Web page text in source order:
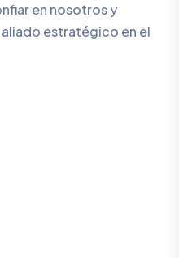
en nosotros y
estratégico en el